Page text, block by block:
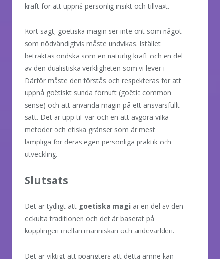
kraft för att uppnå personlig insikt och tillväxt.
Kort sagt, goëtiska magin ser inte ont som något
som nödvändigtvis måste undvikas. Istället
betraktas ondska som en naturlig kraft och en del
av den dualistiska verkligheten som vi lever i.
Därför måste den förstås och respekteras för att
uppnå goëtiskt sunda förnuft (goêtic common
sense) och att använda magin på ett ansvarsfullt
sätt. Det är upp till var och en att avgöra vilka
metoder och etiska gränser som är mest
lämpliga för deras egen personliga praktik och
utveckling.
Slutsats
Det är tydligt att goetiska magi är en del av den
ockulta traditionen och det är baserat på
kopplingen mellan människan och andevärlden.
Det är viktigt att poängtera att detta ämne kan